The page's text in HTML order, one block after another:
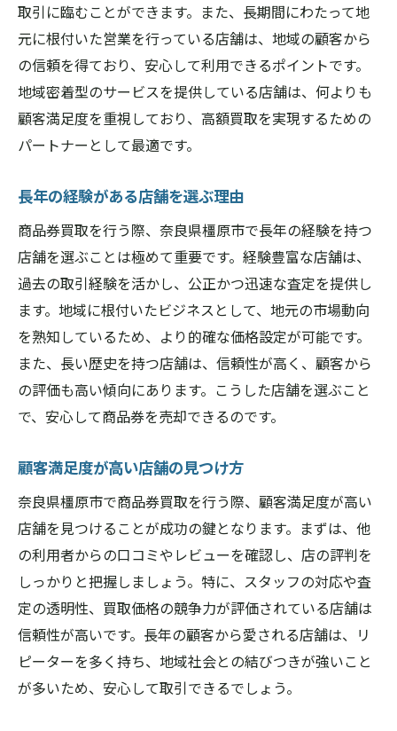
取引に臨むことができます。また、長期間にわたって地
元に根付いた営業を行っている店舗は、地域の顧客から
の信頼を得ており、安心して利用できるポイントです。
地域密着型のサービスを提供している店舗は、何よりも
顧客満足度を重視しており、高額買取を実現するための
パートナーとして最適です。
長年の経験がある店舗を選ぶ理由
商品券買取を行う際、奈良県橿原市で長年の経験を持つ
店舗を選ぶことは極めて重要です。経験豊富な店舗は、
過去の取引経験を活かし、公正かつ迅速な査定を提供し
ます。地域に根付いたビジネスとして、地元の市場動向
を熟知しているため、より的確な価格設定が可能です。
また、長い歴史を持つ店舗は、信頼性が高く、顧客から
の評価も高い傾向にあります。こうした店舗を選ぶこと
で、安心して商品券を売却できるのです。
顧客満足度が高い店舗の見つけ方
奈良県橿原市で商品券買取を行う際、顧客満足度が高い
店舗を見つけることが成功の鍵となります。まずは、他
の利用者からの口コミやレビューを確認し、店の評判を
しっかりと把握しましょう。特に、スタッフの対応や査
定の透明性、買取価格の競争力が評価されている店舗は
信頼性が高いです。長年の顧客から愛される店舗は、リ
ピーターを多く持ち、地域社会との結びつきが強いこと
が多いため、安心して取引できるでしょう。